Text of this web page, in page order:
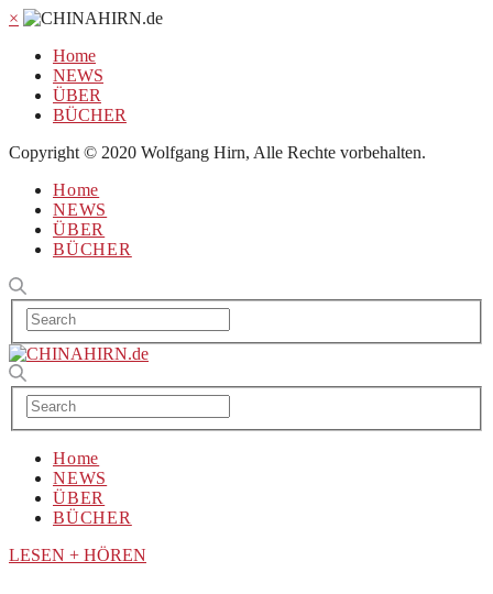
×
Home
NEWS
ÜBER
BÜCHER
Copyright © 2020 Wolfgang Hirn, Alle Rechte vorbehalten.
Home
NEWS
ÜBER
BÜCHER
Home
NEWS
ÜBER
BÜCHER
LESEN + HÖREN